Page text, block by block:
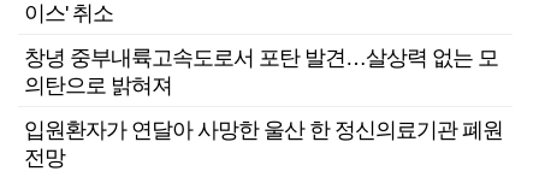
이스' 취소
창녕 중부내륙고속도로서 포탄 발견…살상력 없는 모
의탄으로 밝혀져
입원환자가 연달아 사망한 울산 한 정신의료기관 폐원
전망